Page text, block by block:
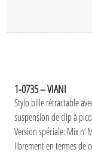
1-0735 – VIANI
Stylo bille rétractable
suspension de clip à
Version spéciale: Mix n’
librement en termes de